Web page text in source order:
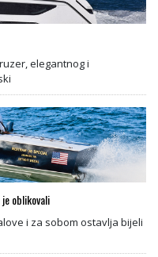
elegantnog i
oblikovali
i za sobom ostavlja bijeli